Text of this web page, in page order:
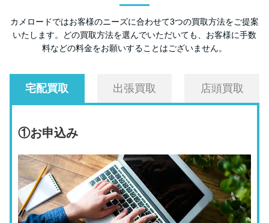
カメロードではお客様のニーズに合わせて3つの買取方法をご提案
いたします。
どの買取方法を選んでいただいても、お客様に手数
料などの料金をお願いすることはございません。
宅配買取 出張買取 店頭買取
①お申込み